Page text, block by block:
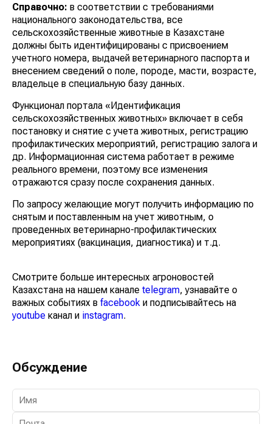
Справочно: в соответствии с требованиями
национального законодательства, все
сельскохозяйственные животные в Казахстане
должны быть идентифицированы с присвоением
учетного номера, выдачей ветеринарного паспорта и
внесением сведений о поле, породе, масти, возрасте,
владельце в специальную базу данных.
Функционал портала «Идентификация
сельскохозяйственных животных» включает в себя
постановку и снятие с учета животных, регистрацию
профилактических мероприятий, регистрацию залога
и др. Информационная система работает в режиме
реального времени, поэтому все изменения
отражаются сразу после сохранения данных.
По запросу желающие могут получить информацию
по снятым и поставленным на учет животным, о
проведенных ветеринарно-профилактических
мероприятиях (вакцинация, диагностика) и т.д.
Смотрите больше интересных агроновостей
Казахстана на нашем каналеtelegram , узнавайте о
важных событиях вfacebook и подписывайтесь на
youtube канал иinstagram
Обсуждение